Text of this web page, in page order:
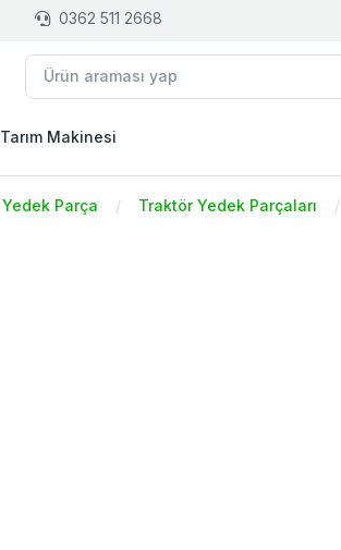
0362 511 2668
Tarım Makinesi
Yedek Parça Traktör Yedek Parçaları